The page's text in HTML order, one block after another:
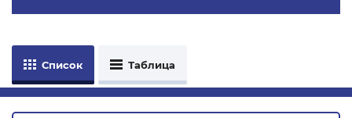
Список Таблица